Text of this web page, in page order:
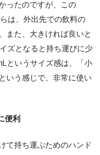
ったのですが、この
は、外出先での飲料の
また、大きければ良いと
ズとなると持ち運びに少
というサイズ感は、「小
いう感じで、非常に使い
便利
て持ち運ぶためのハンド